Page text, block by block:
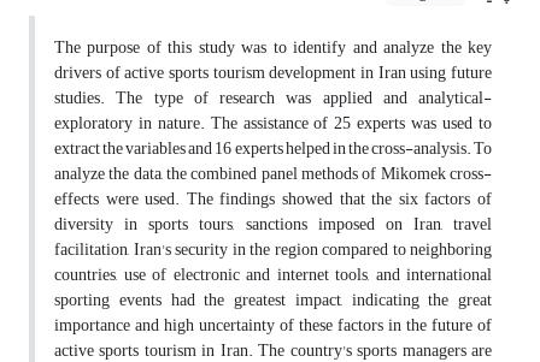
The purpose of this study was to identify and analyze the key
drivers of active sports tourism development in Iran using future
studies. The type of research was applied and analytical-
exploratory in nature. The assistance of 25 experts was used to
extract the variables and 16 experts helped in the cross-analysis. To
analyze the data, the combined panel methods of Mikomek cross-
effects were used. The findings showed that the six factors of
diversity in sports tours, sanctions imposed on Iran, travel
facilitation, Iran's security in the region compared to neighboring
countries, use of electronic and internet tools, and international
sporting events had the greatest impact, indicating the great
importance and high uncertainty of these factors in the future of
active sports tourism in Iran. The country's sports managers are